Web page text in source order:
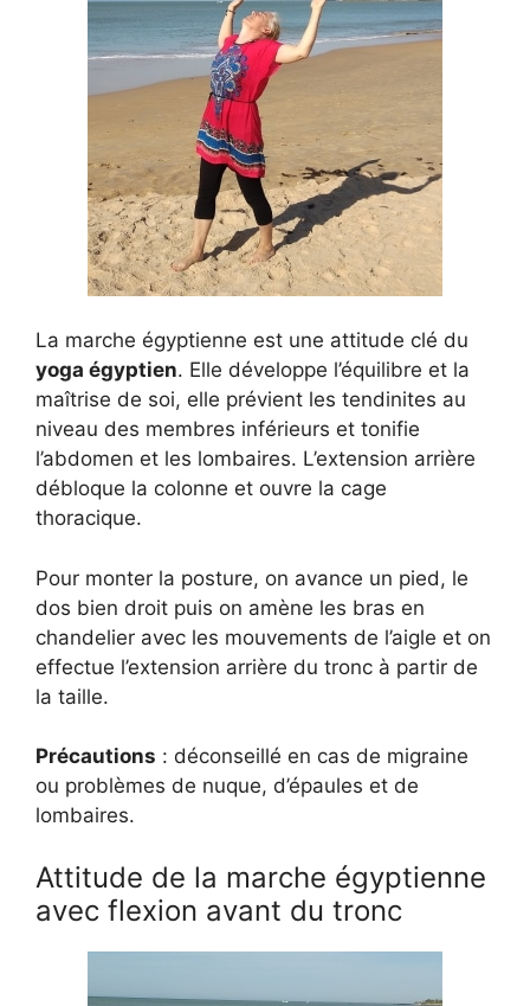
La marche égyptienne est une attitude clé du
yoga égyptien. Elle développe l’équilibre et la
maîtrise de soi, elle prévient les tendinites au
niveau des membres inférieurs et tonifie
l’abdomen et les lombaires. L’extension arrière
débloque la colonne et ouvre la cage
thoracique.
Pour monter la posture, on avance un pied, le
dos bien droit puis on amène les bras en
chandelier avec les mouvements de l’aigle et on
effectue l’extension arrière du tronc à partir de
la taille.
Précautions : déconseillé en cas de migraine
ou problèmes de nuque, d’épaules et de
lombaires.
Attitude de la marche égyptienne
avec flexion avant du tronc